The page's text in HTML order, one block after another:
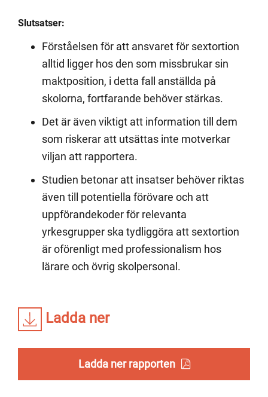
Ladda ner
Ladda ner rapporten
Slutsatser:
Förståelsen för att ansvaret för sextortion
alltid ligger hos den som missbrukar sin
maktposition, i detta fall anställda på
skolorna, fortfarande behöver stärkas.
Det är även viktigt att information till dem
som riskerar att utsättas inte motverkar
viljan att rapportera.
Studien betonar att insatser behöver riktas
även till potentiella förövare och att
uppförandekoder för relevanta
yrkesgrupper ska tydliggöra att sextortion
är oförenligt med professionalism hos
lärare och övrig skolpersonal.